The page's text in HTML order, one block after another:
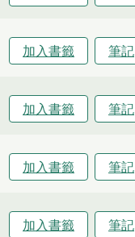
加入書籤 筆記
加入書籤 筆記
加入書籤 筆記
加入書籤 筆記